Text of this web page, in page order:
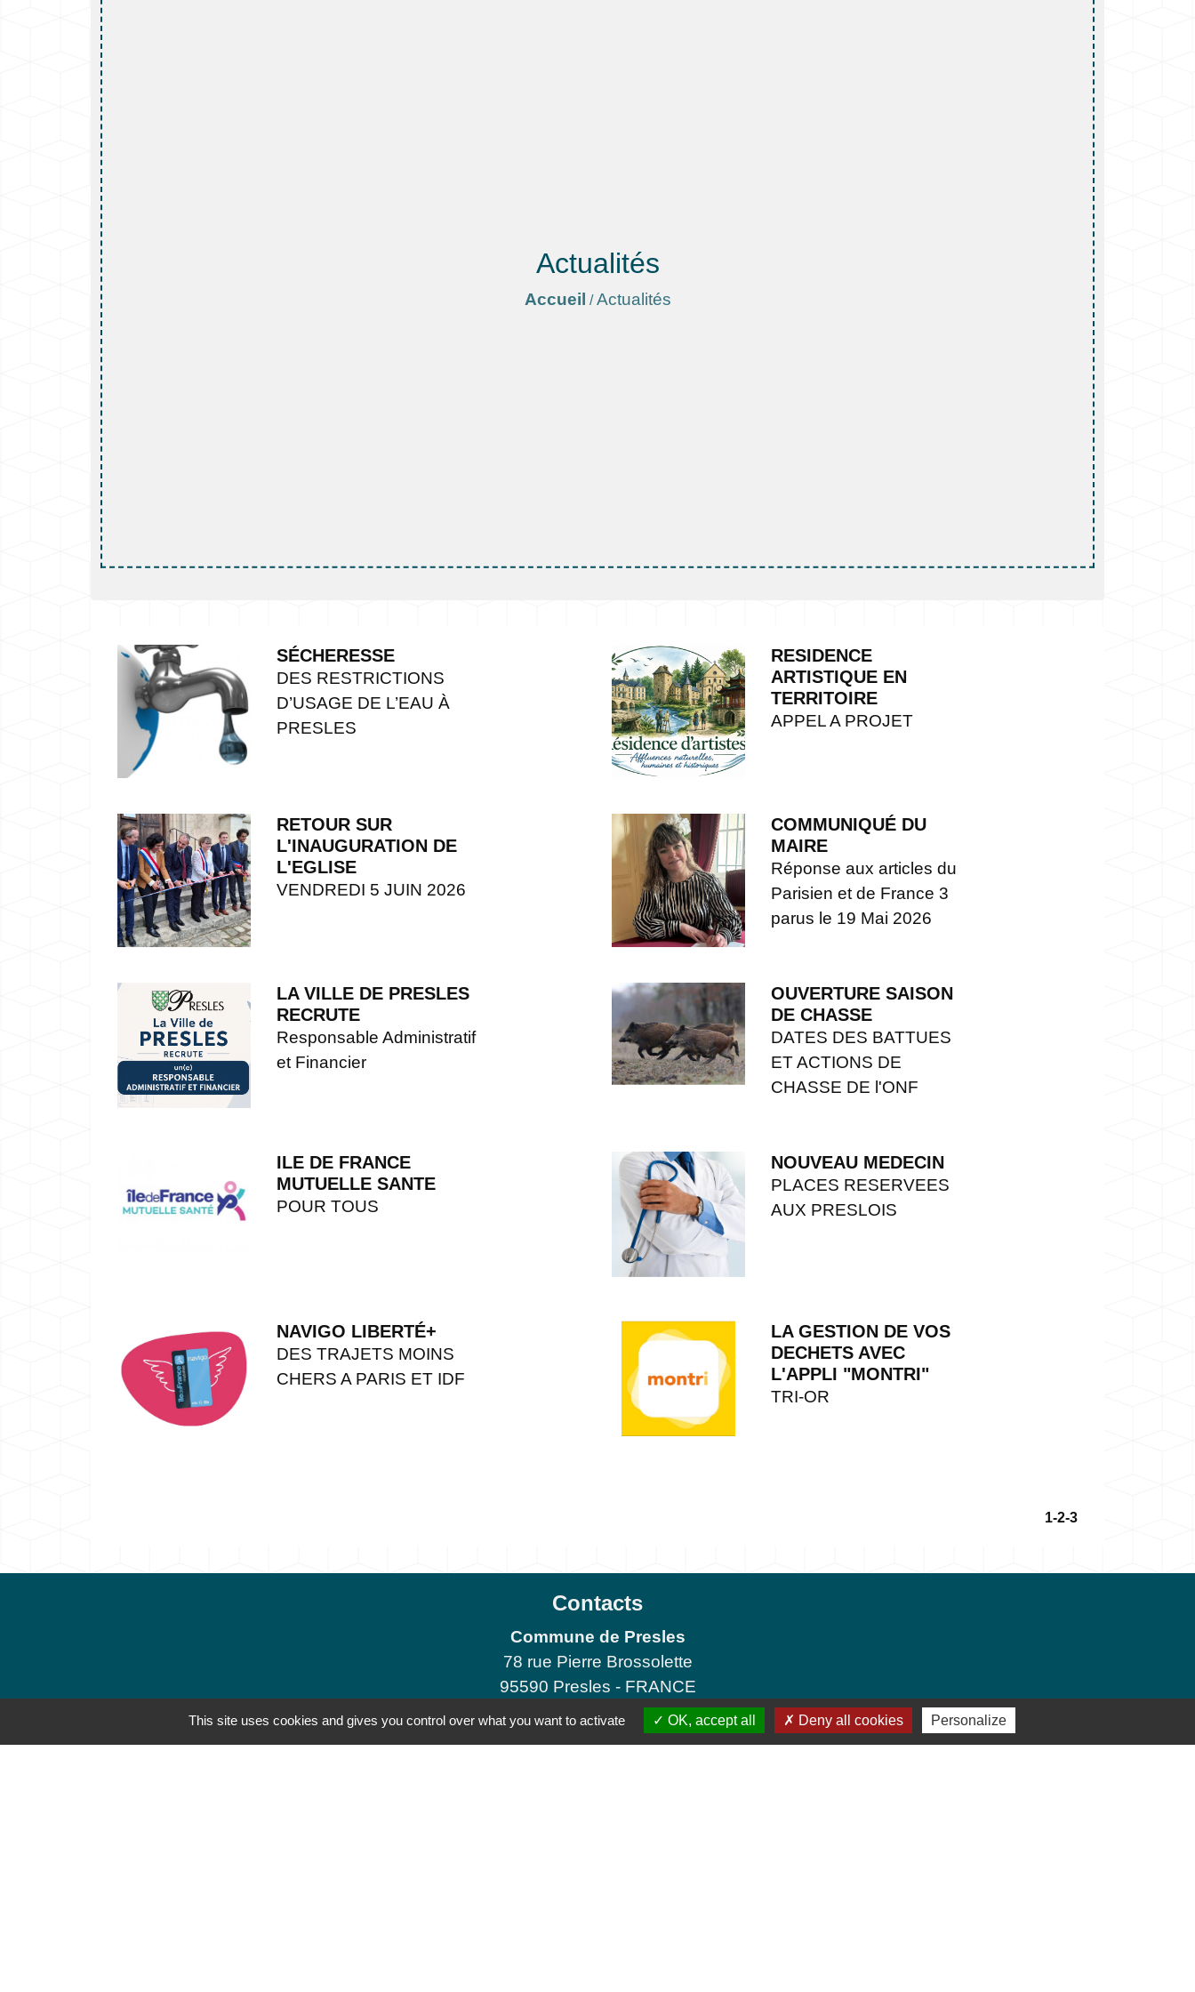
Actualités
Accueil /Actualités
SÉCHERESSE
DES RESTRICTIONS
D’USAGE DE L’EAU À
PRESLES
RESIDENCE
ARTISTIQUE EN
TERRITOIRE
APPEL A PROJET
RETOUR SUR
L'INAUGURATION DE
L'EGLISE
VENDREDI 5 JUIN 2026
COMMUNIQUÉ DU
MAIRE
Réponse aux articles du
Parisien et de France 3
parus le 19 Mai 2026
LA VILLE DE PRESLES
RECRUTE
Responsable Administratif
et Financier
OUVERTURE SAISON
DE CHASSE
DATES DES BATTUES
ET ACTIONS DE
CHASSE DE l'ONF
ILE DE FRANCE
MUTUELLE SANTE
POUR TOUS
NOUVEAU MEDECIN
PLACES RESERVEES
AUX PRESLOIS
NAVIGO LIBERTÉ+
DES TRAJETS MOINS
CHERS A PARIS ET IDF
LA GESTION DE VOS
DECHETS AVEC
L'APPLI "MONTRI"
TRI-OR
1-2-3
Contacts
Commune de Presles
78 rue Pierre Brossolette
95590 Presles - FRANCE
+33 1 30 28 73 73
This site uses cookies and gives you control over what you want to activate OK, accept all Deny all cookies Personalize